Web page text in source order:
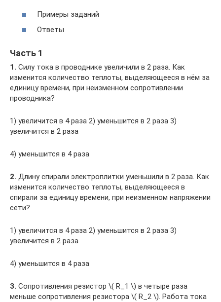
Примеры заданий
Ответы
Часть 1
1. Силу тока в проводнике увеличили в 2 раза. Как
изменится количество теплоты, выделяющееся в нём за
единицу времени, при неизменном сопротивлении
проводника?
1) увеличится в 4 раза 2) уменьшится в 2 раза 3)
увеличится в 2 раза
4) уменьшится в 4 раза
2. Длину спирали электроплитки уменьшили в 2 раза. Как
изменится количество теплоты, выделяющееся в
спирали за единицу времени, при неизменном напряжении
сети?
1) увеличится в 4 раза 2) уменьшится в 2 раза 3)
увеличится в 2 раза
4) уменьшится в 4 раза
3. Сопротивления резистор ​\( R_1 \)​ в четыре раза
меньше сопротивления резистора ​\( R_2 \)​. Работа тока